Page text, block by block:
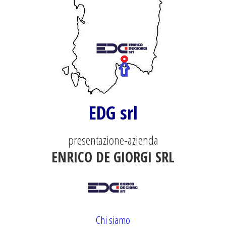
EDG srl
presentazione-azienda
ENRICO DE GIORGI SRL
Chi siamo